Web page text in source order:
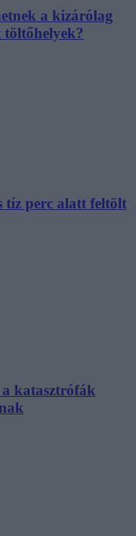
a kizárólag
tíz perc alatt feltölt
a katasztrófák